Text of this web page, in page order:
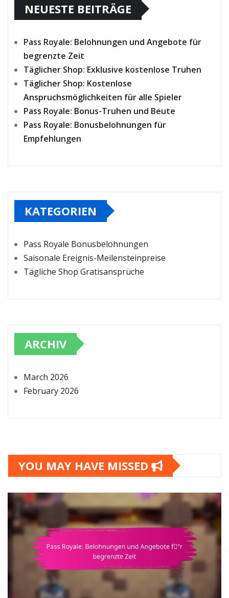
NEUESTE BEITRÄGE
Pass Royale: Belohnungen und Angebote für
begrenzte Zeit
Täglicher Shop: Exklusive kostenlose Truhen
Täglicher Shop: Kostenlose
Anspruchsmöglichkeiten für alle Spieler
Pass Royale: Bonus-Truhen und Beute
Pass Royale: Bonusbelohnungen für
Empfehlungen
KATEGORIEN
Pass Royale Bonusbelohnungen
Saisonale Ereignis-Meilensteinpreise
Tägliche Shop Gratisansprüche
ARCHIV
March 2026
February 2026
YOU MAY HAVE MISSED